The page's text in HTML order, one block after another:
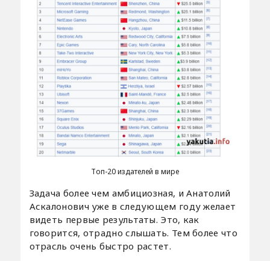
Топ-20 издателей в мире
Задача более чем амбициозная, и Анатолий
Аскалонович уже в следующем году желает
видеть первые результаты. Это, как
говорится, отрадно слышать. Тем более что
отрасль очень быстро растет.